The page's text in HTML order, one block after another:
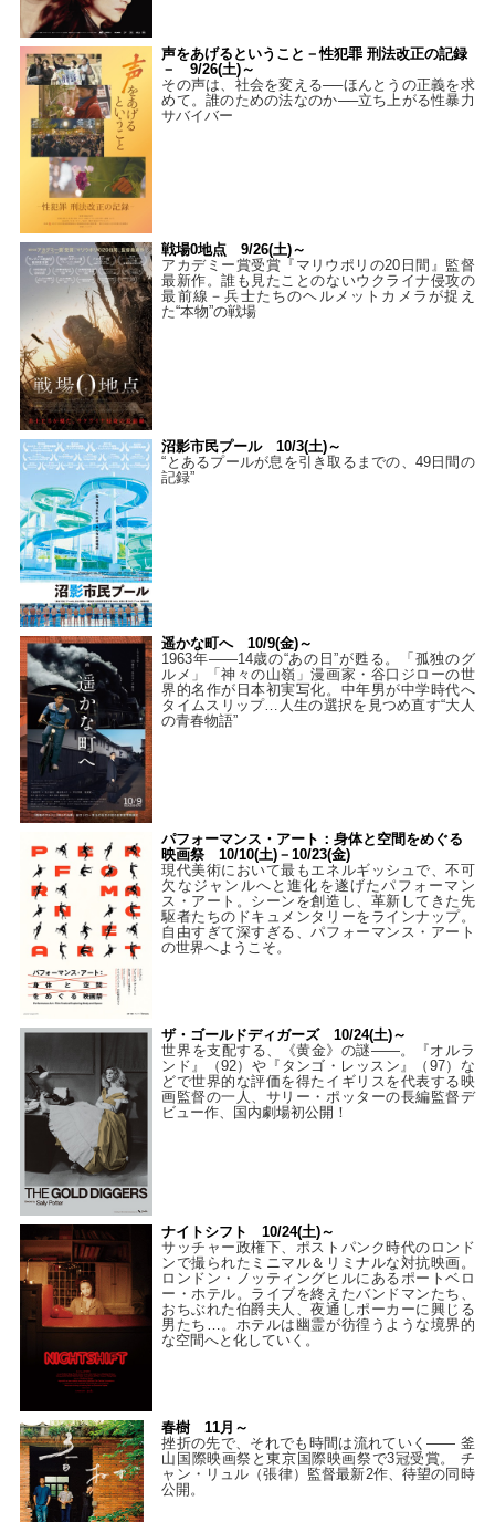
声をあげるということ－性犯罪 刑法改正の記録
－ 9/26(土)～
その声は、社会を変える──ほんとうの正義を求
めて。誰のための法なのか──立ち上がる性暴力
サバイバー
戦場0地点 9/26(土)～
アカデミー賞受賞『マリウポリの20日間』監督
最新作。誰も見たことのないウクライナ侵攻の
最前線－兵士たちのヘルメットカメラが捉え
た“本物”の戦場
沼影市民プール 10/3(土)～
“とあるプールが息を引き取るまでの、49日間の
記録”
遥かな町へ 10/9(金)～
1963年――14歳の“あの日”が甦る。「孤独のグ
ルメ」「神々の山嶺」漫画家・谷口ジローの世
界的名作が日本初実写化。中年男が中学時代へ
タイムスリップ…人生の選択を見つめ直す“大人
の青春物語”
パフォーマンス・アート：身体と空間をめぐる
映画祭 10/10(土)－10/23(金)
現代美術において最もエネルギッシュで、不可
欠なジャンルへと進化を遂げたパフォーマン
ス・アート。シーンを創造し、革新してきた先
駆者たちのドキュメンタリーをラインナップ。
自由すぎて深すぎる、パフォーマンス・アート
の世界へようこそ。
ザ・ゴールドディガーズ 10/24(土)～
世界を支配する、《黄金》の謎――。『オルラ
ンド』（92）や『タンゴ・レッスン』（97）な
どで世界的な評価を得たイギリスを代表する映
画監督の一人、サリー・ポッターの長編監督デ
ビュー作、国内劇場初公開！
ナイトシフト 10/24(土)～
サッチャー政権下、ポストパンク時代のロンド
ンで撮られたミニマル＆リミナルな対抗映画。
ロンドン・ノッティングヒルにあるポートベロ
ー・ホテル。ライブを終えたバンドマンたち、
おちぶれた伯爵夫人、夜通しポーカーに興じる
男たち…。ホテルは幽霊が彷徨うような境界的
な空間へと化していく。
春樹 11月～
挫折の先で、それでも時間は流れていく—— 釜
山国際映画祭と東京国際映画祭で3冠受賞。 チ
ャン・リュル（張律）監督最新2作、待望の同時
公開。